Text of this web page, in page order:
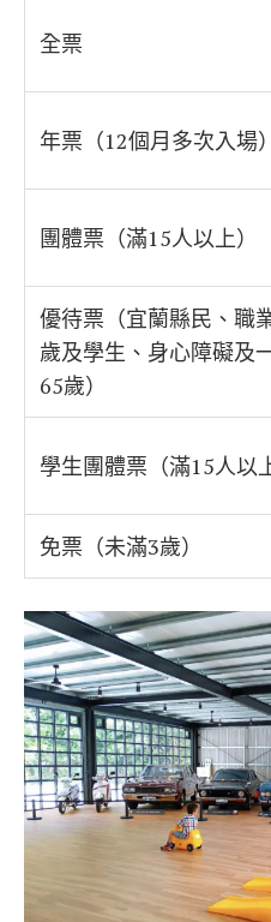
全票
年票（12個月多次入場）
團體票（滿15人以上）
優待票（宜蘭縣民、職
歲及學生、身心障礙及
65歲）
學生團體票（滿15人以
免票（未滿3歲）